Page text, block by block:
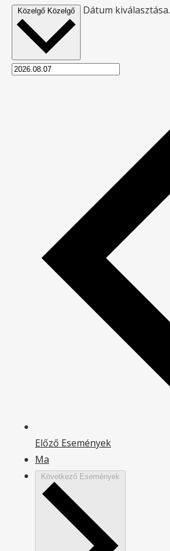
Közelgő Közelgő Dátum kiválasztása.
Előző Események
Ma
Következő Események